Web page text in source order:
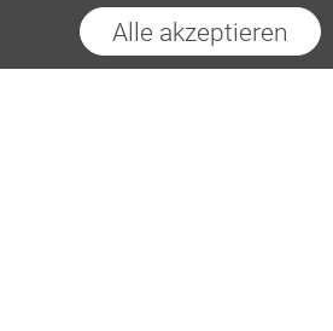
Cookies
Alle akzeptieren